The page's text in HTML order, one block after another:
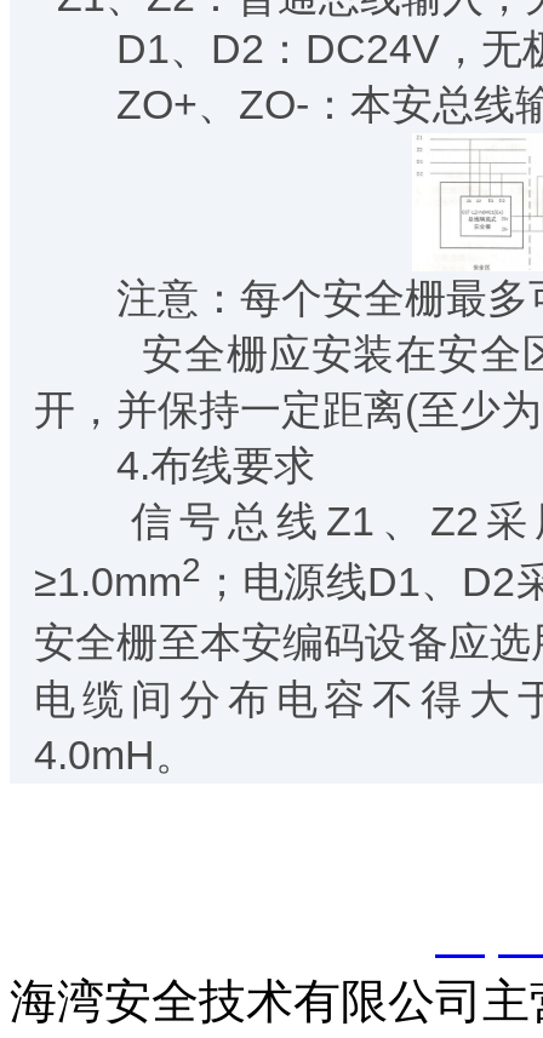
D1、D2：DC24V，无
ZO+、ZO-：本安总线
注意：每个安全栅最多
安全栅应安装在安全区
开，并保持一定距离(至少
4.布线要求
信号总线Z1、Z2采
≥1.0mm2 ；电源线D1、D2
安全栅至本安编码设备应
电缆间分布电容不得大
4.0mH。
海湾安全技术有限公司